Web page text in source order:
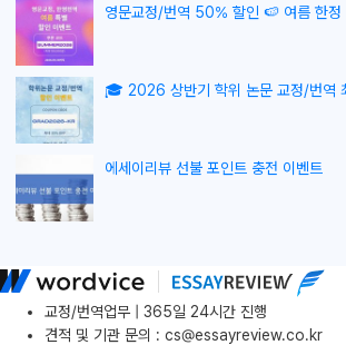
영문교정/번역 50% 할인 🍉 여름 한정
🎓 2026 상반기 학위 논문 교정/번역
에세이리뷰 선불 포인트 충전 이벤트
교정/번역업무 | 365일 24시간 진행
견적 및 기관 문의 : cs@essayreview.co.kr